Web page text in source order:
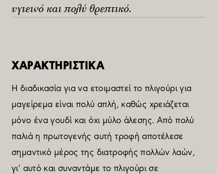
υγιεινό και πολύ θρεπτικό.
ΧΑΡΑΚΤΗΡΙΣΤΙΚΑ
Η διαδικασία για να ετοιμαστεί το πλιγούρι για
μαγείρεμα είναι πολύ απλή, καθώς χρειάζεται
μόνο ένα γουδί και όχι μύλο άλεσης. Από πολύ
παλιά η πρωτογενής αυτή τροφή αποτέλεσε
σημαντικό μέρος της διατροφής πολλών λαών,
γι’ αυτό και συναντάμε το πλιγούρι σε